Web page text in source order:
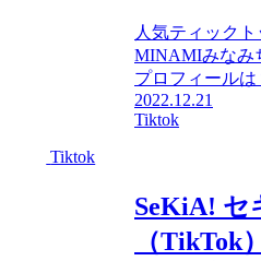
人気ティックト
MINAMIみなみ
プロフィールは
2022.12.21
Tiktok
Tiktok
SeKiA! セ
（TikTok